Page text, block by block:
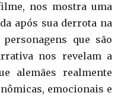
nos mostra uma
após sua derrota na
que são
nos revelam a
alemães realmente
emocionais e